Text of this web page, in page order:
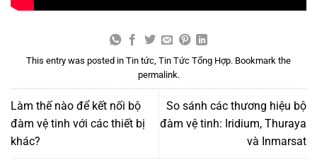
This entry was posted in Tin tức, Tin Tức Tổng Hợp. Bookmark the
permalink.
Làm thế nào để kết nối bộ
đàm vệ tinh với các thiết bị
khác?
So sánh các thương hiệu bộ
đàm vệ tinh: Iridium, Thuraya
và Inmarsat